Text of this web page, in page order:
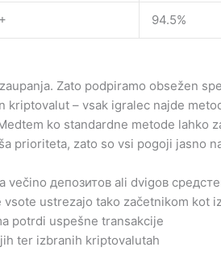
94.5%
Zato podpiramo obsežen
– vsak igralec najde
ko standardne metode lahko
prioriteta, zato so vsi pogoji jasno
večino депозитов ali dvigов
ustrezajo tako začetnikom kot
potrdi uspešne transakcije
ter izbranih kriptovalutah